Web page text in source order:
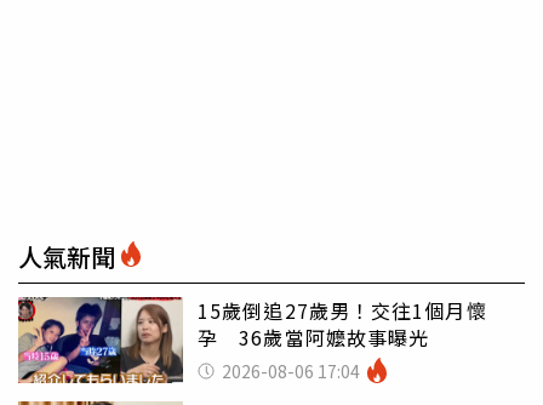
人氣新聞
15歲倒追27歲男！交往1個月懷
孕 36歲當阿嬤故事曝光
2026-08-06 17:04